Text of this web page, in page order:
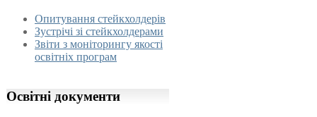
Опитування стейкхолдерів
Зустрічі зі стейкхолдерами
Звіти з моніторингу якості
освітніх програм
Освітні документи